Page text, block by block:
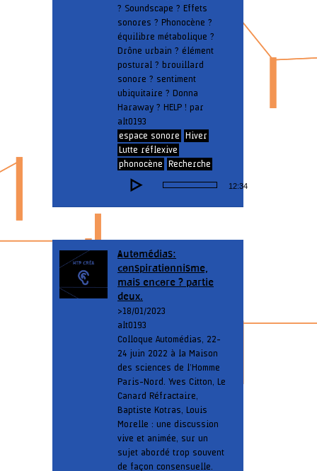
? Soundscape ? Effets
sonores ? Phonocène ?
équilibre métabolique ?
Drône urbain ? élément
postural ? brouillard
sonore ? sentiment
ubiquitaire ? Donna
Haraway ? HELP ! par
alt0193
espace sonore
Hiver
Lutte réflexive
phonocène
Recherche
Lecteur
audio
12:34
Automédias:
conspirationnisme,
mais encore ? partie
deux.
> 18/01/2023
alt0193
Colloque Automédias, 22-
24 juin 2022 à la Maison
des sciences de l’Homme
Paris-Nord. Yves Citton, Le
Canard Réfractaire,
Baptiste Kotras, Louis
Morelle : une discussion
vive et animée, sur un
sujet abordé trop souvent
de façon consensuelle.